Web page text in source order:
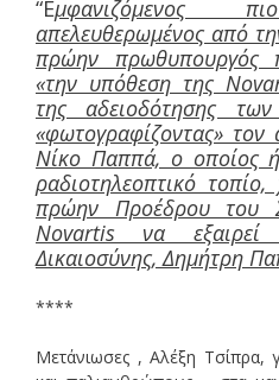
“Εμφανιζόμενος
απελευθερωμένος από
πρώην πρωθυπουργός
«την υπόθεση της
της αδειοδότησης
«φωτογραφίζοντας» τον
Νίκο Παππά, ο οποίος
ραδιοτηλεοπτικό
πρώην Προέδρου του
Novartis να
Δικαιοσύνης, Δημήτρη
****
Μετάνιωσες , Αλέξη Τσίπρα,